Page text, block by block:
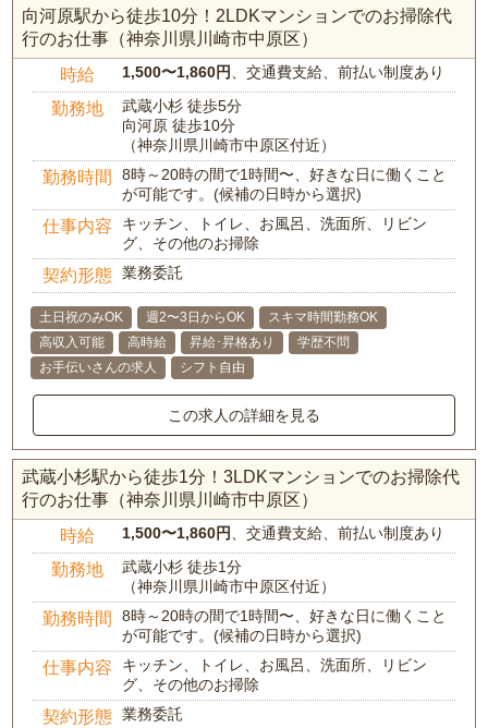
向河原駅から徒歩10分！2LDKマンションでのお掃除代
行のお仕事（神奈川県川崎市中原区）
時給 1,500〜1,860円 、交通費支給、前払い制度あり
勤務地
武蔵小杉 徒歩5分
向河原 徒歩10分
（神奈川県川崎市中原区付近）
勤務時間
8時～20時の間で1時間〜、好きな日に働くこと
が可能です。(候補の日時から選択)
仕事内容
キッチン、トイレ、お風呂、洗面所、リビン
グ、その他のお掃除
契約形態 業務委託
土日祝のみOK 週2〜3日からOK
スキマ時間勤務OK
高収入可能
高時給 昇給･昇格あり
学歴不問
お手伝いさんの求人
シフト自由
この求人の詳細を見る
武蔵小杉駅から徒歩1分！3LDKマンションでのお掃除代
行のお仕事（神奈川県川崎市中原区）
時給 1,500〜1,860円 、交通費支給、前払い制度あり
勤務地
武蔵小杉 徒歩1分
（神奈川県川崎市中原区付近）
勤務時間
8時～20時の間で1時間〜、好きな日に働くこと
が可能です。(候補の日時から選択)
仕事内容
キッチン、トイレ、お風呂、洗面所、リビン
グ、その他のお掃除
契約形態 業務委託